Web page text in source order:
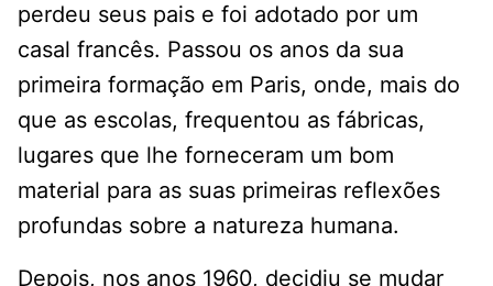
perdeu seus pais e foi adotado por um
casal francês. Passou os anos da sua
primeira formação em Paris, onde, mais do
que as escolas, frequentou as fábricas,
lugares que lhe forneceram um bom
material para as suas primeiras reflexões
profundas sobre a natureza humana.
Depois, nos anos 1960, decidiu se mudar